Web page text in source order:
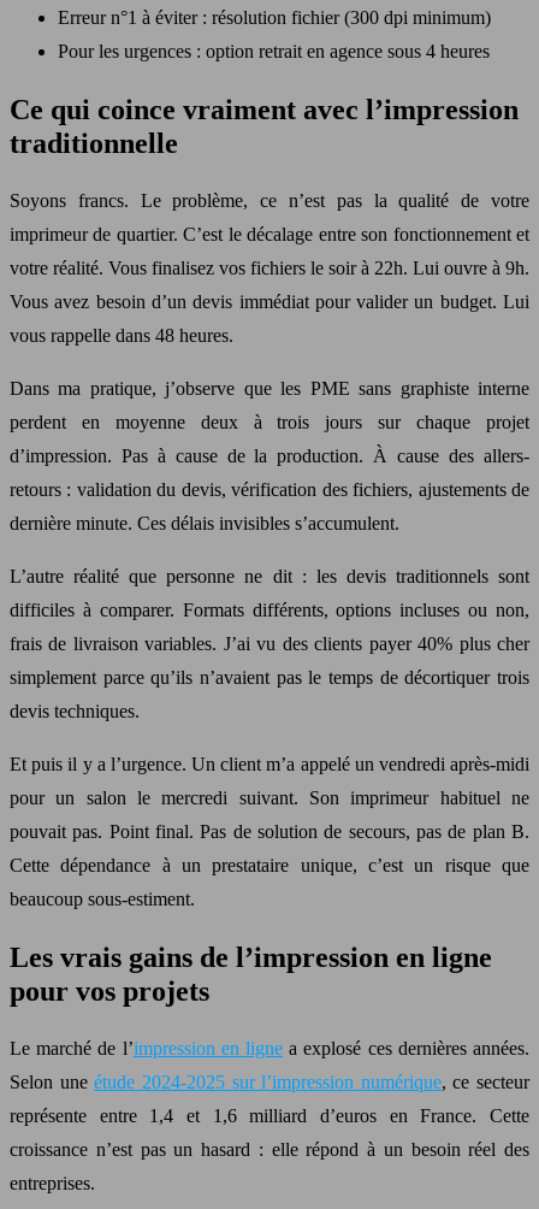
Erreur n°1 à éviter : résolution fichier (300 dpi minimum)
Pour les urgences : option retrait en agence sous 4 heures
Ce qui coince vraiment avec l’impression
traditionnelle
Soyons francs. Le problème, ce n’est pas la qualité de votre
imprimeur de quartier. C’est le décalage entre son fonctionnement et
votre réalité. Vous finalisez vos fichiers le soir à 22h. Lui ouvre à 9h.
Vous avez besoin d’un devis immédiat pour valider un budget. Lui
vous rappelle dans 48 heures.
Dans ma pratique, j’observe que les PME sans graphiste interne
perdent en moyenne deux à trois jours sur chaque projet
d’impression. Pas à cause de la production. À cause des allers-
retours : validation du devis, vérification des fichiers, ajustements de
dernière minute. Ces délais invisibles s’accumulent.
L’autre réalité que personne ne dit : les devis traditionnels sont
difficiles à comparer. Formats différents, options incluses ou non,
frais de livraison variables. J’ai vu des clients payer 40% plus cher
simplement parce qu’ils n’avaient pas le temps de décortiquer trois
devis techniques.
Et puis il y a l’urgence. Un client m’a appelé un vendredi après-midi
pour un salon le mercredi suivant. Son imprimeur habituel ne
pouvait pas. Point final. Pas de solution de secours, pas de plan B.
Cette dépendance à un prestataire unique, c’est un risque que
beaucoup sous-estiment.
Les vrais gains de l’impression en ligne
pour vos projets
Le marché de l’impression en ligne a explosé ces dernières années.
Selon uneétude 2024-2025 sur l’impression numérique, ce secteur
représente entre 1,4 et 1,6 milliard d’euros en France. Cette
croissance n’est pas un hasard : elle répond à un besoin réel des
entreprises.